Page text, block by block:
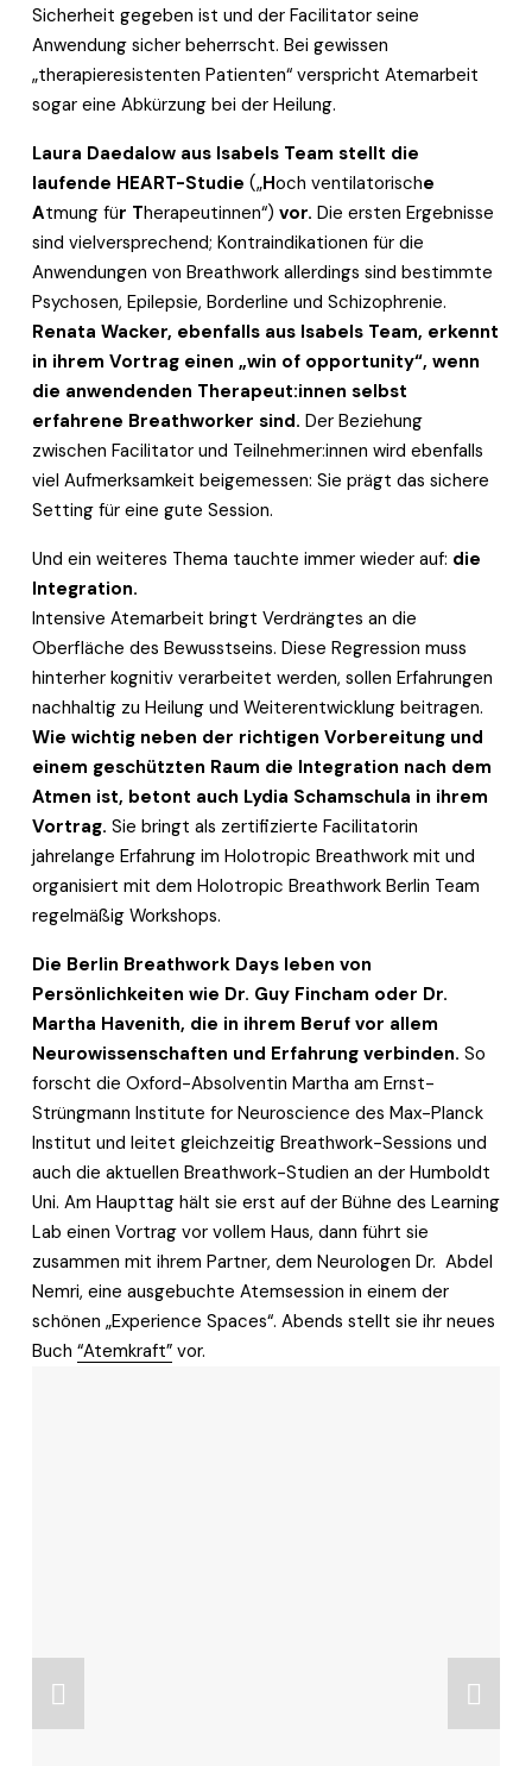
Sicherheit gegeben ist und der Facilitator seine
Anwendung sicher beherrscht. Bei gewissen
„therapieresistenten Patienten“ verspricht Atemarbeit
sogar eine Abkürzung bei der Heilung.
Laura Daedalow aus Isabels Team stellt die
laufende HEART-Studie („Hoch ventilatorische
Atmung für Therapeutinnen“) vor. Die ersten Ergebnisse
sind vielversprechend; Kontraindikationen für die
Anwendungen von Breathwork allerdings sind bestimmte
Psychosen, Epilepsie, Borderline und Schizophrenie.
Renata Wacker, ebenfalls aus Isabels Team, erkennt
in ihrem Vortrag einen „win of opportunity“, wenn
die anwendenden Therapeut:innen selbst
erfahrene Breathworker sind. Der Beziehung
zwischen Facilitator und Teilnehmer:innen wird ebenfalls
viel Aufmerksamkeit beigemessen: Sie prägt das sichere
Setting für eine gute Session.
Und ein weiteres Thema tauchte immer wieder auf: die
Integration.
Intensive Atemarbeit bringt Verdrängtes an die
Oberfläche des Bewusstseins. Diese Regression muss
hinterher kognitiv verarbeitet werden, sollen Erfahrungen
Wie wichtig neben der richtigen Vorbereitung und
einem geschützten Raum die Integration nach dem
Atmen ist, betont auch Lydia Schamschula in ihrem
Vortrag. Sie bringt als zertifizierte Facilitatorin
jahrelange Erfahrung im Holotropic Breathwork mit und
organisiert mit dem Holotropic Breathwork Berlin Team
regelmäßig Workshops.
Die Berlin Breathwork Days leben von
Persönlichkeiten wie Dr. Guy Fincham oder Dr.
Martha Havenith, die in ihrem Beruf vor allem
Neurowissenschaften und Erfahrung verbinden. So
forscht die Oxford-Absolventin Martha am Ernst-
Strüngmann Institute for Neuroscience des Max-Planck
Institut und leitet gleichzeitig Breathwork-Sessions und
auch die aktuellen Breathwork-Studien an der Humboldt
Uni. Am Haupttag hält sie erst auf der Bühne des Learning
Lab einen Vortrag vor vollem Haus, dann führt sie
zusammen mit ihrem Partner, dem Neurologen Dr.  Abdel
Nemri, eine ausgebuchte Atemsession in einem der
schönen „Experience Spaces“. Abends stellt sie ihr neues
Buch “Atemkraft” vor.